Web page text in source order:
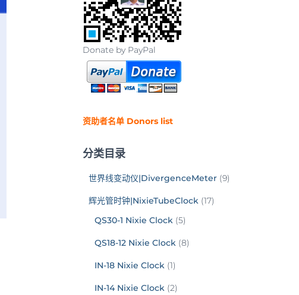
Donate by PayPal
资助者名单 Donors list
分类目录
世界线变动仪|DivergenceMeter(9)
辉光管时钟|NixieTubeClock(17)
QS30-1 Nixie Clock(5)
QS18-12 Nixie Clock(8)
IN-18 Nixie Clock(1)
IN-14 Nixie Clock(2)